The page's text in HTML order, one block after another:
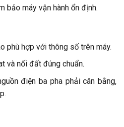
bảo máy vận hành ổn định.
phù hợp với thông số trên máy.
và nối đất đúng chuẩn.
điện ba pha phải cân bằng,